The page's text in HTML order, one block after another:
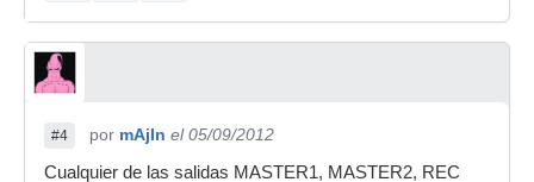
#4 por mAjIn el 05/09/2012
Cualquier de las salidas MASTER1, MASTER2, REC